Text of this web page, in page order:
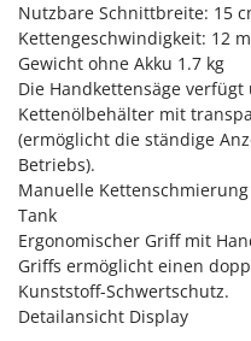
Schneeräumer
Schrotmühlen -
Schwader für
Schweißgeräte
Seilwinden -
Sichelmulcher für
Sortierer für Oliven
Sprühgeräte für
H
Hailo
Helvi
Henx
HiKOKI
Honda
I
Idromatic
Il-Tec
Imperia
Nutzbare Schnittbreite: 15
Kettengeschwindigkeit: 12
Gewicht ohne Akku 1.7 kg
Die Handkettensäge
Kettenölbehälter mit
(ermöglicht die ständige
Betriebs).
Manuelle
Tank
Ergonomischer Griff mit
Griffs ermöglicht einen
Kunststoff-Schwertschutz.
Detailansicht Display